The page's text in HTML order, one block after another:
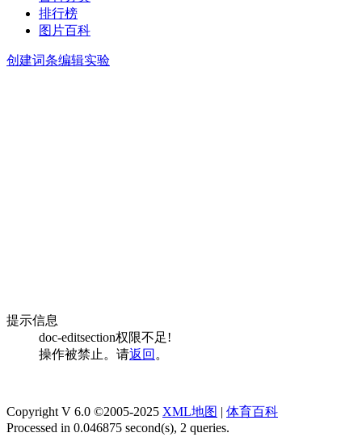
排行榜
图片百科
创建词条编辑实验
提示信息
doc-editsection权限不足!
操作被禁止。请返回 。
Copyright V 6.0 ©2005-2025 XML地图 | 体育百科
Processed in 0.046875 second(s), 2 queries.